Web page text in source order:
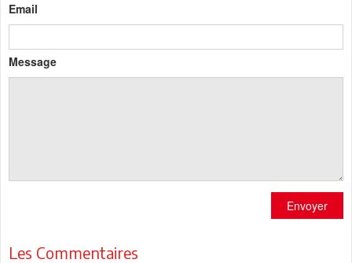
Email
Message
Envoyer
Les Commentaires